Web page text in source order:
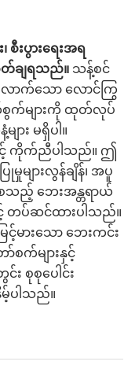
စီးပွားရေးအရ
တ်ချရသည်။ သန့်စင်
ောက်သော လောင်ကြွ
စွက်များကို ထုတ်လုပ်
ျား မရှိပါ။
းနှင့် ကိုက်ညီပါသည်။ ဤ
များလွန်ချိန်၊ အပူ
စသည့် ဘေးအန္တရာယ်
င့် တပ်ဆင်ထားပါသည်။
မားသော ဘေးကင်း
စက်များနှင့်
စုစုပေါင်း
ပါသည်။